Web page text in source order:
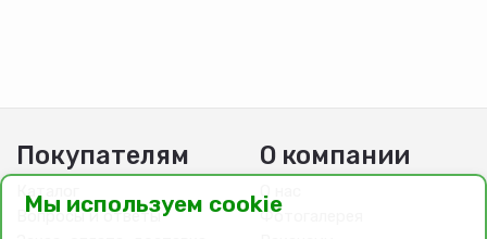
Покупателям
Каталог
Вопросы и ответы
О компании
О нас
Фотогалерея
Мы используем cookie